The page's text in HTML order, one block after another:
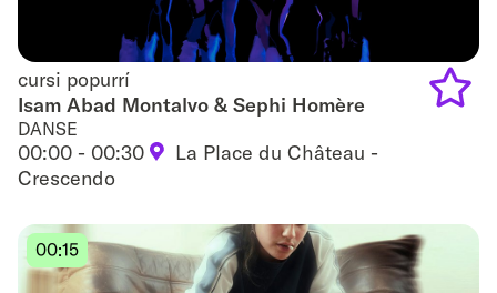
cursi popurrí
cursi popurrí
Isam Abad Montalvo & Sephi Homère
DANSE
00:00 - 00:30
La Place du Château -
Crescendo
00:15